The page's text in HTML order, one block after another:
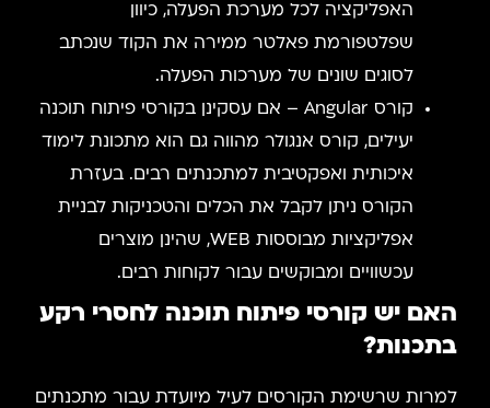
האפליקציה לכל מערכת הפעלה, כיוון
שפלטפורמת פאלטר ממירה את הקוד שנכתב
לסוגים שונים של מערכות הפעלה.
קורס Angular – אם עסקינן בקורסי פיתוח תוכנה
יעילים, קורס אנגולר מהווה גם הוא מתכונת לימוד
איכותית ואפקטיבית למתכנתים רבים. בעזרת
הקורס ניתן לקבל את הכלים והטכניקות לבניית
אפליקציות מבוססות WEB, שהינן מוצרים
עכשוויים ומבוקשים עבור לקוחות רבים.
האם יש קורסי פיתוח תוכנה לחסרי רקע
בתכנות?
למרות שרשימת הקורסים לעיל מיועדת עבור מתכנתים